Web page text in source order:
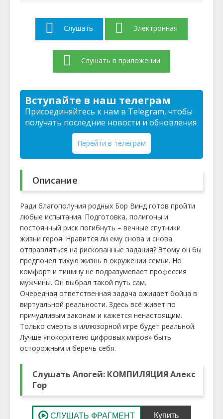
Слушать Электронная
Слушать в приложении
Вступайте в наш телеграм
Присоединяйтесь к нам в Telegram, чтобы
получать последние новости и обновления
Перейти в телеграм
Описание
Ради благополучия родных Бор Винд готов пройти
любые испытания. Подготовка, полигоны и
постоянный риск погибнуть – вечные спутники
жизни героя. Нравится ли ему снова и снова
отправляться на рискованные задания? Этому он бы
предпочел тихую жизнь в окружении семьи. Но
комфорт и тишину не подразумевает профессия
мужчины. Он выбрал такой путь сам.
Очередная ответственная задача ожидает бойца в
виртуальной реальности. Здесь всё живет по
причудливым законам и кажется ненастоящим.
Только смерть в иллюзорной игре будет реальной.
Лучше «покорителю цифровых миров» быть
осторожным и беречь себя.
Слушать Апогей: КОМПИЛЯЦИЯ Алекс
Гор